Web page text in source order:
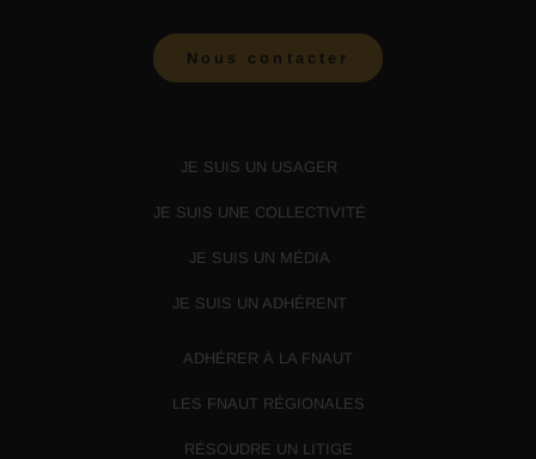
Nous contacter
JE SUIS UN USAGER
JE SUIS UNE COLLECTIVITÉ
JE SUIS UN MÉDIA
JE SUIS UN ADHÉRENT
ADHÉRER À LA FNAUT
LES FNAUT RÉGIONALES
RÉSOUDRE UN LITIGE